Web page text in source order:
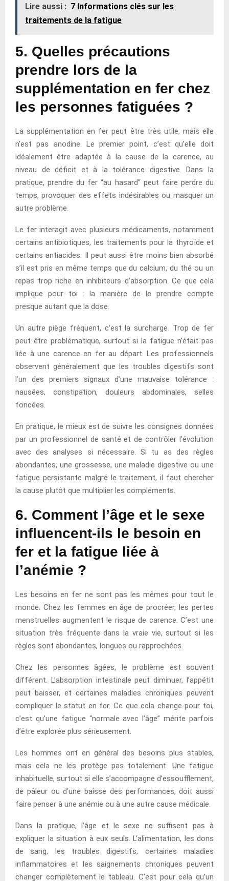
Lire aussi : 7 Informations clés sur les
traitements de la fatigue
5. Quelles précautions
prendre lors de la
supplémentation en fer chez
les personnes fatiguées ?
La supplémentation en fer peut être très utile, mais elle
n’est pas anodine. Le premier point, c’est qu’elle doit
idéalement être adaptée à la cause de la carence, au
niveau de déficit et à la tolérance digestive. Dans la
pratique, prendre du fer “au hasard” peut faire perdre du
temps, provoquer des effets indésirables ou masquer un
autre problème.
Le fer interagit avec plusieurs médicaments, notamment
certains antibiotiques, les traitements pour la thyroïde et
certains antiacides. Il peut aussi être moins bien absorbé
s’il est pris en même temps que du calcium, du thé ou un
repas trop riche en inhibiteurs d’absorption. Ce que cela
implique pour toi : la manière de le prendre compte
presque autant que la dose.
Un autre piège fréquent, c’est la surcharge. Trop de fer
peut être problématique, surtout si la fatigue n’était pas
liée à une carence en fer au départ. Les professionnels
observent généralement que les troubles digestifs sont
l’un des premiers signaux d’une mauvaise tolérance :
nausées, constipation, douleurs abdominales, selles
foncées.
En pratique, le mieux est de suivre les consignes données
par un professionnel de santé et de contrôler l’évolution
avec des analyses si nécessaire. Si tu as des règles
abondantes, une grossesse, une maladie digestive ou une
fatigue persistante malgré le traitement, il faut chercher
la cause plutôt que multiplier les compléments.
6. Comment l’âge et le sexe
influencent-ils le besoin en
fer et la fatigue liée à
l’anémie ?
Les besoins en fer ne sont pas les mêmes pour tout le
monde. Chez les femmes en âge de procréer, les pertes
menstruelles augmentent le risque de carence. C’est une
situation très fréquente dans la vraie vie, surtout si les
règles sont abondantes, longues ou rapprochées.
Chez les personnes âgées, le problème est souvent
différent. L’absorption intestinale peut diminuer, l’appétit
peut baisser, et certaines maladies chroniques peuvent
compliquer le statut en fer. Ce que cela change pour toi,
c’est qu’une fatigue “normale avec l’âge” mérite parfois
d’être explorée plus sérieusement.
Les hommes ont en général des besoins plus stables,
mais cela ne les protège pas totalement. Une fatigue
inhabituelle, surtout si elle s’accompagne d’essoufflement,
de pâleur ou d’une baisse des performances, doit aussi
faire penser à une anémie ou à une autre cause médicale.
Dans la pratique, l’âge et le sexe ne suffisent pas à
expliquer la situation à eux seuls. L’alimentation, les dons
de sang, les troubles digestifs, certaines maladies
inflammatoires et les saignements chroniques peuvent
changer complètement le tableau. C’est pour cela qu’un